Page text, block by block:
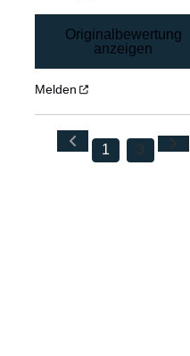
Originalbewertung
anzeigen
Melden
1 3